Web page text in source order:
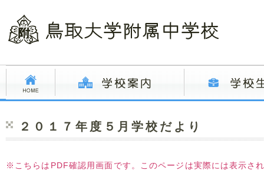
２０１７年度５月学校だより
※こちらはPDF確認用画面です。このページは実際には表示さ